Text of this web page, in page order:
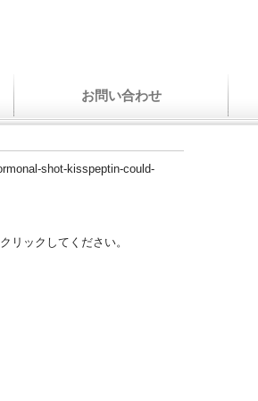
お問い合わせ
shot-kisspeptin-could-
リックしてください。